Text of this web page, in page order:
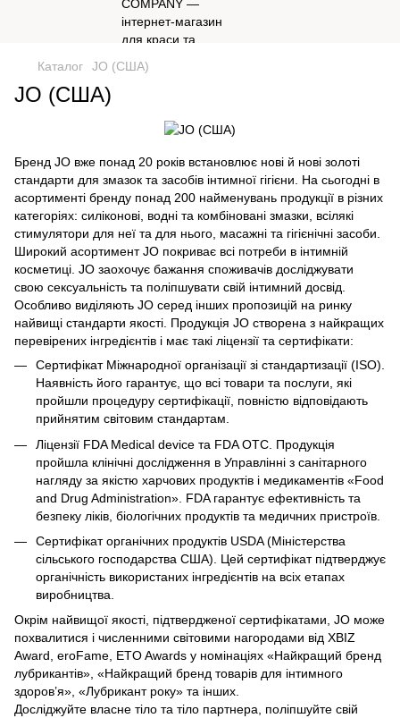
Каталог JO (США)
JO (США)
Бренд JO вже понад 20 років встановлює нові й нові золоті
стандарти для змазок та засобів інтимної гігієни. На сьогодні в
асортименті бренду понад 200 найменувань продукції в різних
категоріях: силіконові, водні та комбіновані змазки, всілякі
стимулятори для неї та для нього, масажні та гігієнічні засоби.
Широкий асортимент JO покриває всі потреби в інтимній
косметиці. JO заохочує бажання споживачів досліджувати
свою сексуальність та поліпшувати свій інтимний досвід.
Особливо виділяють JO серед інших пропозицій на ринку
найвищі стандарти якості. Продукція JO створена з найкращих
перевірених інгредієнтів і має такі ліцензії та сертифікати:
Сертифікат Міжнародної організації зі стандартизації (ІSO).
Наявність його гарантує, що всі товари та послуги, які
пройшли процедуру сертифікації, повністю відповідають
прийнятим світовим стандартам.
Ліцензії FDA Medical device та FDA OTC. Продукція
пройшла клінічні дослідження в Управлінні з санітарного
нагляду за якістю харчових продуктів і медикаментів «Food
and Drug Administration». FDA гарантує ефективність та
безпеку ліків, біологічних продуктів та медичних пристроїв.
Сертифікат органічних продуктів USDA (Міністерства
сільського господарства США). Цей сертифікат підтверджує
органічність використаних інгредієнтів на всіх етапах
виробництва.
Окрім найвищої якості, підтвердженої сертифікатами, JO може
похвалитися і численними світовими нагородами від XBIZ
Award, eroFame, ETO Awards у номінаціях «Найкращий бренд
лубрикантів», «Найкращий бренд товарів для інтимного
здоров’я», «Лубрикант року» та інших.
Досліджуйте власне тіло та тіло партнера, поліпшуйте свій